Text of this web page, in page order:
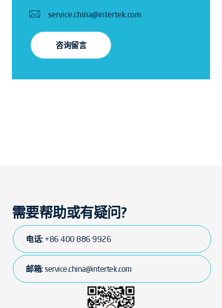
service.china@intertek.com
咨询留言
需要帮助或有疑问?
电话: +86 400 886 9926
邮箱:service.china@intertek.com